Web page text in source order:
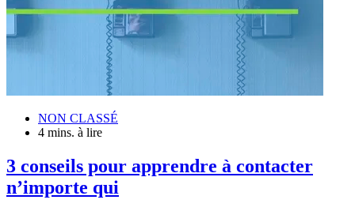
NON CLASSÉ
4 mins. à lire
3 conseils pour apprendre à contacter
n’importe qui